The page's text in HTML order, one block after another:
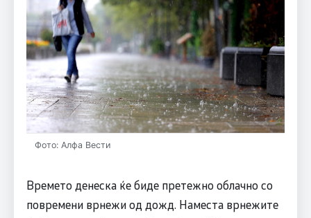
Фото: Алфа Вести
Времето денеска ќе биде претежно облачно со
повремени врнежи од дожд. Наместа врнежите